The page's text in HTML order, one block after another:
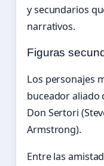
y secundarios
narrativos.
Figuras
Los personajes
buceador aliado
Don Sertori
Armstrong).
Entre las